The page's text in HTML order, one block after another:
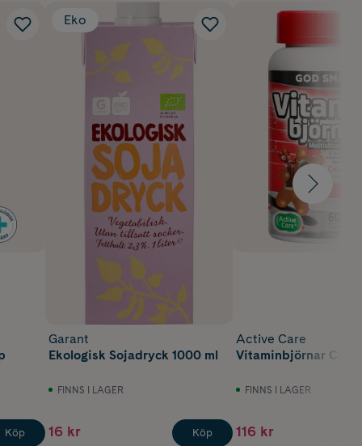
Köp
Eko
Garant
Ekologisk Sojadryck 1000 ml
FINNS I LAGER
16 kr Köp
Active Care
Vitaminbjörnar Cola
FINNS I LAGER
116 kr